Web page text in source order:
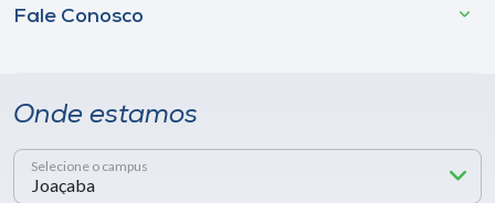
Fale Conosco
Onde estamos
Selecione o campus